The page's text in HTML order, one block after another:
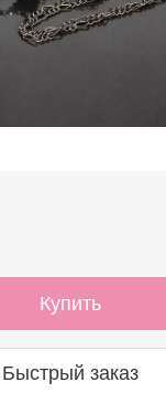
Купить
Быстрый заказ